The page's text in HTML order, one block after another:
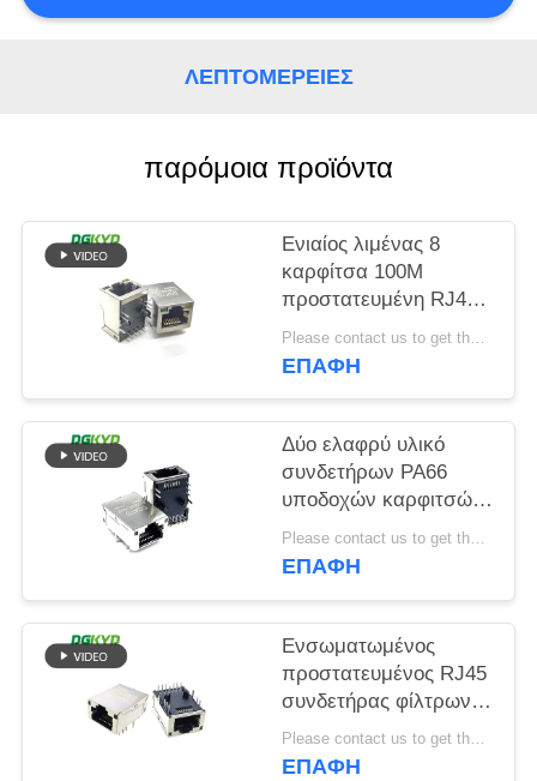
ΑΠΌΣΠΑΣΜΑ
ΠΟΛΙΤΙΚΉ
ΜΥΣΤΙΚΌΤΗΤΑΣ
ΛΕΠΤΟΜΈΡΕΙΕΣ
παρόμοια προϊόντα
Ενιαίος λιμένας 8
καρφίτσα 100M
προστατευμένη RJ45
μορφή ορθογωνίων
συνδετήρων
Please contact us to get the latest price. MOQ:Διαπραγμάτευση
ΕΠΑΦΉ
Δύο ελαφρύ υλικό
συνδετήρων PA66
υποδοχών καρφιτσών
ΕΜΒΥΘΙΣΗΣ RJ45 12
χρώματος
Please contact us to get the latest price. MOQ:Διαπραγμάτευση
ΕΠΑΦΉ
Ενσωματωμένος
προστατευμένος RJ45
συνδετήρας φίλτρων
με την ελαφριά ασπίδα
8P12C
Please contact us to get the latest price. MOQ:Διαπραγμάτευση
ΕΠΑΦΉ